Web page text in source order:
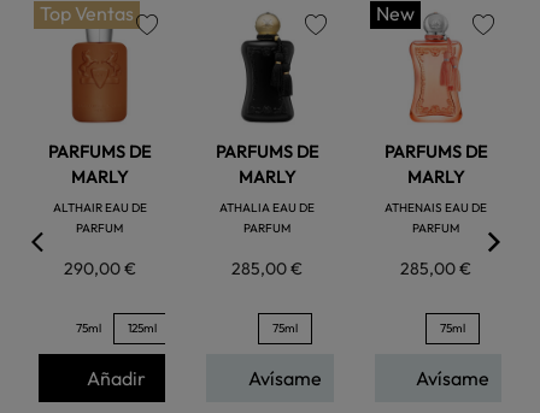
Top Ventas
PARFUMS DE
MARLY
ALTHAIR EAU DE
PARFUM
290,00 €
75ml 125ml
Añadir
PARFUMS DE
MARLY
ATHALIA EAU DE
PARFUM
285,00 €
75ml
Avísame
New
PARFUMS DE
MARLY
ATHENAIS EAU DE
PARFUM
285,00 €
75ml
Avísame